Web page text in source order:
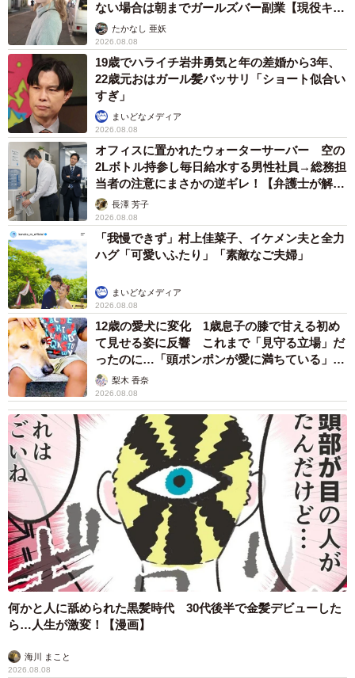
6/14
仲良く昼寝（左から）先住猫・こばんくん、こねぎくん（画像提供：と
もさん）
こねぎくんを保護したあの日を振り返って、飼い主さんは
こう語ります。
「保護の翌日、記録的な大雪となり、人間の腰よりも高く
積もったんです。『あのとき保護していなければ埋もれて
しまったかも』と思います。あるいは道路に飛び出して事
故に遭っていたかもしれません。そう考えると、あのとき
こねぎを保護して本当に良かったと思います」
んとともに穏やかな日々を過ごすこねぎくん。今、飼い主
ない場合は朝までガールズバー副業【現役キャ
ストに取材】
たかなし 亜妖
2026.08.08
19歳でハライチ岩井勇気と年の差婚から3年、
22歳元おはガール髪バッサリ「ショート似合い
すぎ」
まいどなメディア
2026.08.08
オフィスに置かれたウォーターサーバー 空の
2Lボトル持参し毎日給水する男性社員→総務担
当者の注意にまさかの逆ギレ！【弁護士が解
説】長澤 芳子
2026.08.08
「我慢できず」村上佳菜子、イケメン夫と全力
ハグ「可愛いふたり」「素敵なご夫婦」
まいどなメディア
2026.08.08
12歳の愛犬に変化 1歳息子の膝で甘える初め
て見せる姿に反響 これまで「見守る立場」だ
ったのに…「頭ポンポンが愛に満ちている」
「尊…」
梨木 香奈
2026.08.08
何かと人に舐められた黒髪時代 30代後半で金髪デビューした
ら…人生が激変！【漫画】
海川 まこと
2026.08.08